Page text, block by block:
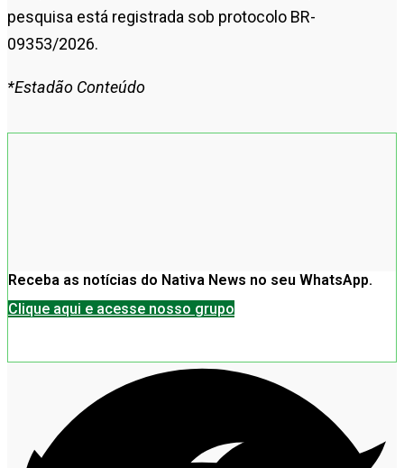
pesquisa está registrada sob protocolo BR-
09353/2026.
*Estadão Conteúdo
Receba as notícias do Nativa News no seu WhatsApp.
Clique aqui e acesse nosso grupo